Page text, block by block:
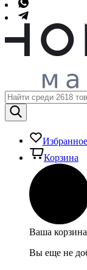
Избранное
Корзина
Ваша
Вы еще не